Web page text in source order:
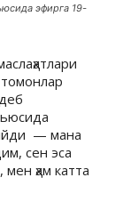
эфирга 19-
— мана
сен эса
ҳам катта